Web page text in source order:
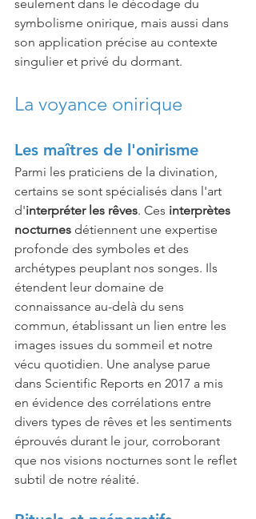
seulement dans le décodage du
symbolisme onirique, mais aussi dans
son application précise au contexte
singulier et privé du dormant.
La voyance onirique
Les maîtres de l'onirisme
Parmi les praticiens de la divination,
certains se sont spécialisés dans l'art
d'interpréter les rêves. Ces interprètes
nocturnes détiennent une expertise
profonde des symboles et des
archétypes peuplant nos songes. Ils
étendent leur domaine de
connaissance au-delà du sens
commun, établissant un lien entre les
images issues du sommeil et notre
vécu quotidien. Une analyse parue
dans Scientific Reports en 2017 a mis
en évidence des corrélations entre
divers types de rêves et les sentiments
éprouvés durant le jour, corroborant
que nos visions nocturnes sont le reflet
subtil de notre réalité.